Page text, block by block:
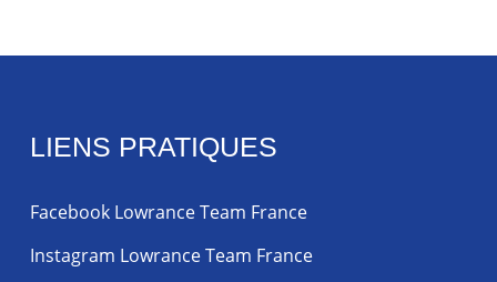
LIENS PRATIQUES
Facebook Lowrance Team France
Instagram Lowrance Team France